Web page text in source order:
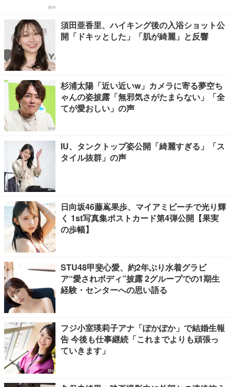
須田亜香里、ハイキング後の入浴ショット公
開「ドキッとした」「肌が綺麗」と反響
杉浦太陽「近い近いw」カメラに寄る夢空ち
ゃんの姿披露「無邪気さがたまらない」「全
てが愛おしい」の声
IU、タンクトップ姿公開「綺麗すぎる」「ス
タイル抜群」の声
日向坂46藤嶌果歩、マイアミビーチで光り輝
く 1st写真集ポストカード第4弾公開【果実
の歩幅】
STU48甲斐心愛、約2年ぶり水着グラビ
ア“愛されボディ”披露 2グループでの1期生
経験・センターへの思い語る
フジ小室瑛莉子アナ「ぽかぽか」で結婚生報
告 今後も仕事継続「これまでよりも頑張っ
ていきます」